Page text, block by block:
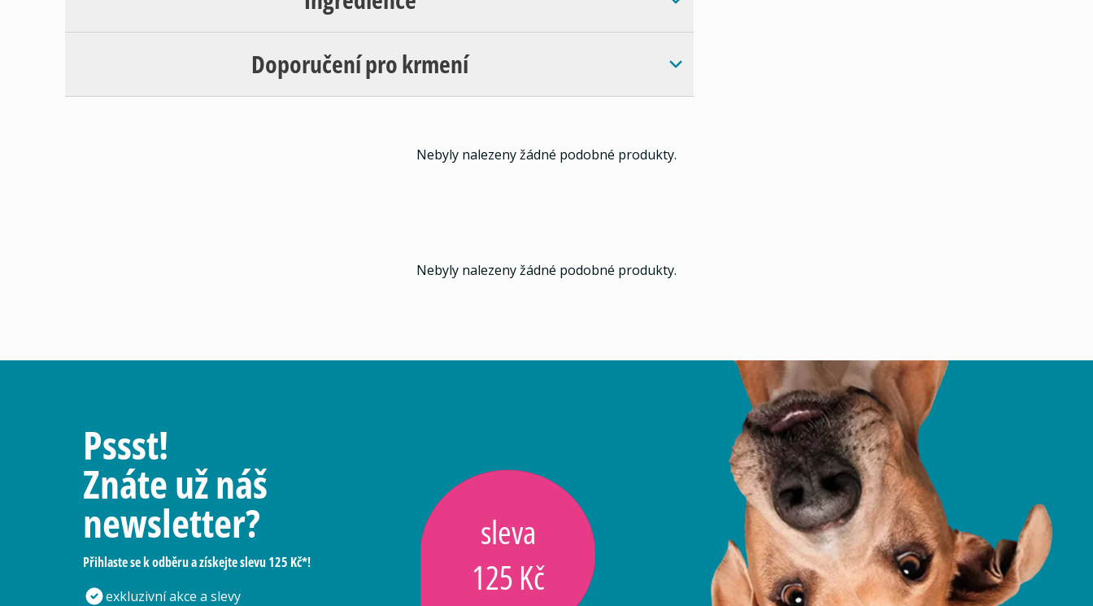
Doporučení pro krmení
Nebyly nalezeny žádné podobné produkty.
Nebyly nalezeny žádné podobné produkty.
Pssst!
Znáte už náš
newsletter?
Přihlaste se k odběru a získejte slevu 125 Kč*!
exkluzivní akce a slevy
sleva
125 Kč